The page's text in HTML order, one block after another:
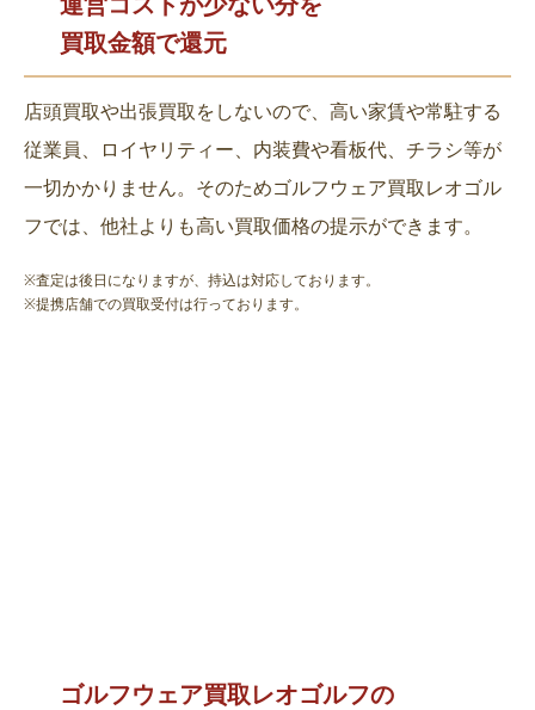
買取金額で還元
店頭買取や出張買取をしないので、高い家賃や常駐する
従業員、ロイヤリティー、内装費や看板代、チラシ等が
一切かかりません。そのためゴルフウェア買取レオゴル
フでは、他社よりも高い買取価格の提示ができます。
※査定は後日になりますが、持込は対応しております。
※提携店舗での買取受付は行っております。
ゴルフウェア買取レオゴルフの